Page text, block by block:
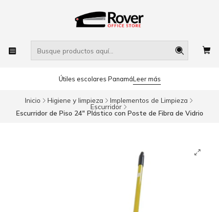
Útiles escolares PanamáLeer más
Inicio Higiene y limpieza Implementos de Limpieza
Escurridor
Escurridor de Piso 24" Plástico con Poste de Fibra de Vidrio